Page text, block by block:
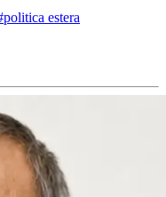
politica estera